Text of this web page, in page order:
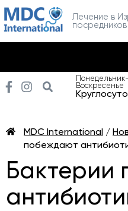
Лечение в
посредников
Понедельник-
Воскресенье
MDC International /
побеждают
Бактерии